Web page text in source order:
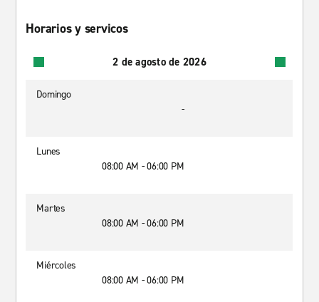
Horarios y servicos
2 de agosto de 2026
Domingo
-
Lunes
08:00 AM - 06:00 PM
Martes
08:00 AM - 06:00 PM
Miércoles
08:00 AM - 06:00 PM